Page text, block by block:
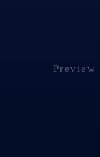
Preview